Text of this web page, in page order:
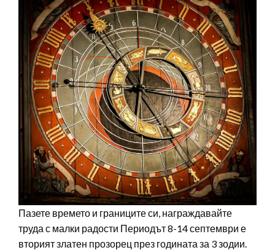
Пазете времето и границите си, награждавайте
труда с малки радости Периодът 8-14 септември е
вторият златен прозорец през годината за 3 зодии.